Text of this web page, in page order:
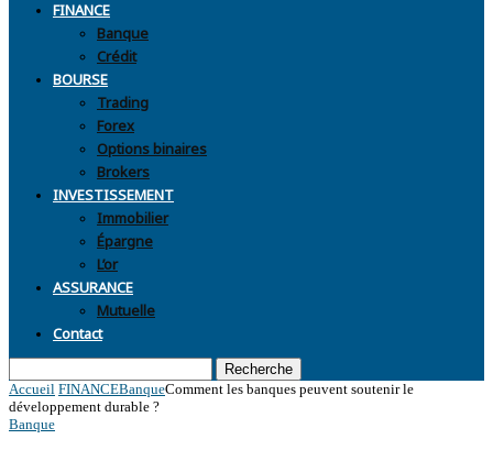
FINANCE
Banque
Crédit
BOURSE
Trading
Forex
Options binaires
Brokers
INVESTISSEMENT
Immobilier
Épargne
L’or
ASSURANCE
Mutuelle
Contact
Recherche
Accueil FINANCEBanqueComment les banques peuvent soutenir le
développement durable ?
Banque